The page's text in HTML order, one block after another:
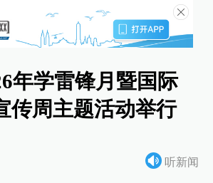
年学雷锋月暨国际
传周主题活动举行
听新闻